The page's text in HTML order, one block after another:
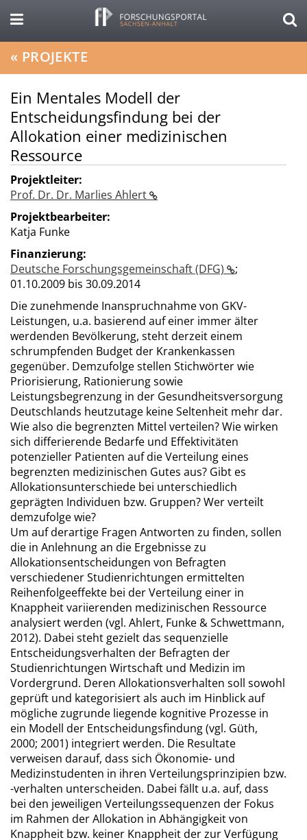
« PROJEKTE
Ein Mentales Modell der
Entscheidungsfindung bei der
Allokation einer medizinischen
Ressource
Projektleiter:
Prof. Dr. Dr. Marlies Ahlert
Projektbearbeiter:
Katja Funke
Finanzierung:
Deutsche Forschungsgemeinschaft (DFG)
;
01.10.2009 bis 30.09.2014
Die zunehmende Inanspruchnahme von GKV-
Leistungen, u.a. basierend auf einer immer älter
werdenden Bevölkerung, steht derzeit einem
schrumpfenden Budget der Krankenkassen
gegenüber. Demzufolge stellen Stichwörter wie
Priorisierung, Rationierung sowie
Leistungsbegrenzung in der Gesundheitsversorgung
Deutschlands heutzutage keine Seltenheit mehr dar.
Wie also die begrenzten Mittel verteilen? Wie wirken
sich differierende Bedarfe und Effektivitäten
potenzieller Patienten auf die Verteilung eines
begrenzten medizinischen Gutes aus? Gibt es
Allokationsunterschiede bei unterschiedlich
geprägten Individuen bzw. Gruppen? Wer verteilt
demzufolge wie?
Um auf derartige Fragen Antworten zu finden, sollen
die in Anlehnung an die Ergebnisse zu
Allokationsentscheidungen von Befragten
verschiedener Studienrichtungen ermittelten
Reihenfolgeeffekte bei der Verteilung einer in
Knappheit variierenden medizinischen Ressource
analysiert werden (vgl. Ahlert, Funke & Schwettmann,
2012). Dabei steht gezielt das sequenzielle
Entscheidungsverhalten der Befragten der
Studienrichtungen Wirtschaft und Medizin im
Vordergrund. Deren Allokationsverhalten soll sowohl
geprüft und kategorisiert als auch im Hinblick auf
mögliche zugrunde liegende kognitive Prozesse in
ein Modell der Entscheidungsfindung (vgl. Güth,
2000; 2001) integriert werden. Die Resultate
verweisen darauf, dass sich Ökonomie- und
Medizinstudenten in ihren Verteilungsprinzipien bzw.
-verhalten unterscheiden. Dabei fällt u.a. auf, dass
bei den jeweiligen Verteilungssequenzen der Fokus
im Rahmen der Allokation in Abhängigkeit von
Knappheit bzw. keiner Knappheit der zur Verfügung